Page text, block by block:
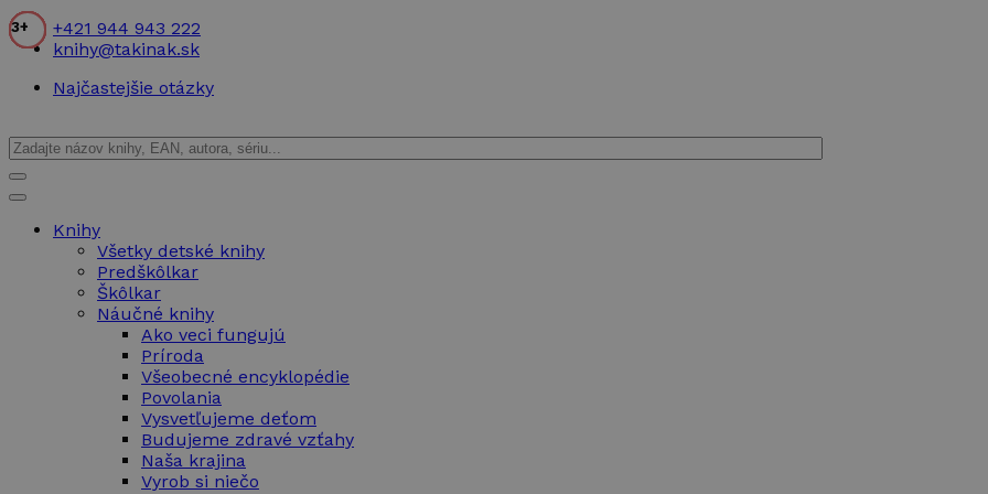
+421 944 943 222
knihy@takinak.sk
Najčastejšie otázky
Knihy
Všetky detské knihy
Predškôlkar
Škôlkar
Náučné knihy
Ako veci fungujú
Príroda
Všeobecné encyklopédie
Povolania
Vysvetľujeme deťom
Budujeme zdravé vzťahy
Naša krajina
Vyrob si niečo
12+
12+
8+
12+
3+
8+
11+
10+
7+
7+
7+
7+
7+
7+
10+
10+
3+
3+